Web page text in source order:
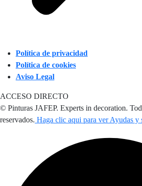
Política de privacidad
Política de cookies
Aviso Legal
ACCESO DIRECTO
© Pinturas JAFEP. Experts in decoration.
reservados. Haga clic aqui para ver Ayudas y